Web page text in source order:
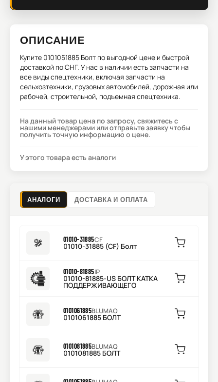
ОПИСАНИЕ
Купите 0101051885 Болт по выгодной цене и быстрой
доставкой по СНГ. У нас в наличии есть запчасти на
все виды спецтехники, включая запчасти на
сельхозтехники, грузовых автомобилей, дорожная или
рабочей, строительной, подъемная спецтехника.
На данный товар цена по запросу, свяжитесь с
нашими менеджерами или отправьте заявку чтобы
получить точную информацию о цене.
У этого товара есть аналоги
АНАЛОГИ ДОСТАВКА И ОПЛАТА
01010-31885CF
01010-31885 (CF) Болт
01010-81885IP
01010-81885-US БОЛТ КАТКА
ПОДДЕРЖИВАЮЩЕГО
0101061885BLUMAQ
0101061885 БОЛТ
0101081885BLUMAQ
0101081885 БОЛТ